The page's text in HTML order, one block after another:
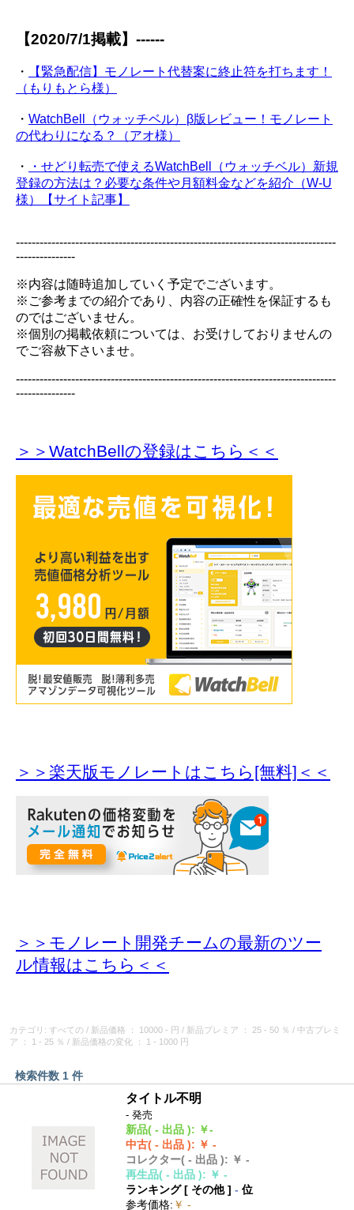
【2020/7/1掲載】------
・
【緊急配信】モノレート代替案に終止符を打ちます！
（もりもとら様）
・ WatchBell（ウォッチベル）β版レビュー！モノレート
の代わりになる？（アオ様）
・
・せどり転売で使えるWatchBell（ウォッチベル）新規
登録の方法は？必要な条件や月額料金などを紹介（W-U
様）【サイト記事】
---------------------------------------------------------------------------------
---------------
※内容は随時追加していく予定でございます。
※ご参考までの紹介であり、内容の正確性を保証するも
のではございません。
※個別の掲載依頼については、お受けしておりませんの
でご容赦下さいませ。
---------------------------------------------------------------------------------
---------------
＞＞WatchBellの登録はこちら＜＜
＞＞楽天版モノレートはこちら[無料]＜＜
＞＞モノレート開発チームの最新のツー
ル情報はこちら＜＜
カテゴリ: すべての / 新品価格 ： 10000 - 円 / 新品プレミア ： 25 - 50 ％ / 中古プレミ
ア
： 1 - 25 ％ / 新品価格の変化 ： 1 - 1000 円
検索件数 1 件
タイトル不明
- 発売
新品( - 出品 ): ￥-
中古( - 出品 ): ￥ -
コレクター( - 出品 ): ￥ -
再生品( - 出品 ): ￥ -
ランキング [ その他]- 位
参考価格: ￥ -